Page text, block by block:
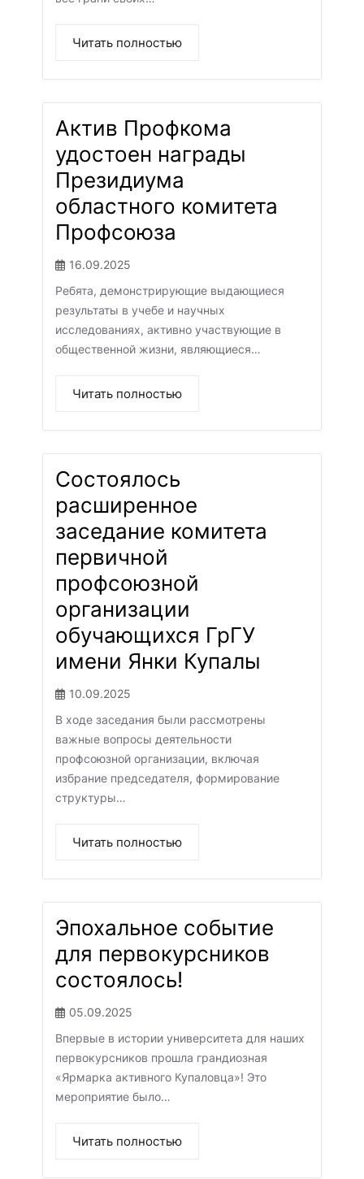
Читать полностью
Актив Профкома
удостоен награды
Президиума
областного комитета
Профсоюза
16.09.2025
Ребята, демонстрирующие выдающиеся
результаты в учебе и научных
исследованиях, активно участвующие в
общественной жизни, являющиеся…
Читать полностью
Состоялось
расширенное
заседание комитета
первичной
профсоюзной
организации
обучающихся ГрГУ
имени Янки Купалы
10.09.2025
В ходе заседания были рассмотрены
важные вопросы деятельности
профсоюзной организации, включая
избрание председателя, формирование
структуры…
Читать полностью
Эпохальное событие
для первокурсников
состоялось!
05.09.2025
Впервые в истории университета для наших
первокурсников прошла грандиозная
«Ярмарка активного Купаловца»! Это
мероприятие было…
Читать полностью